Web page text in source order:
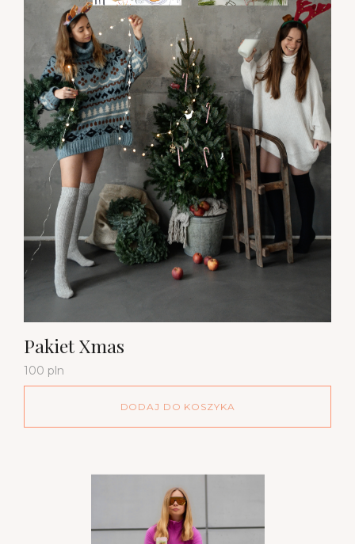
Pakiet Xmas
100 pln
DODAJ DO KOSZYKA